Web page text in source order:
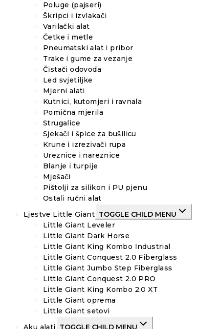
Poluge (pajseri)
Škripci i izvlakači
Varilački alat
Četke i metle
Pneumatski alat i pribor
Trake i gume za vezanje
Čistači odovoda
Led svjetiljke
Mjerni alati
Kutnici, kutomjeri i ravnala
Pomična mjerila
Strugalice
Sjekači i špice za bušilicu
Krune i izrezivači rupa
Ureznice i nareznice
Blanje i turpije
Mješači
Pištolji za silikon i PU pjenu
Ostali ručni alat
Ljestve Little Giant TOGGLE CHILD MENU
Little Giant Leveler
Little Giant Dark Horse
Little Giant King Kombo Industrial
Little Giant Conquest 2.0 Fiberglass
Little Giant Jumbo Step Fiberglass
Little Giant Conquest 2.0 PRO
Little Giant King Kombo 2.0 XT
Little Giant oprema
Little Giant setovi
Aku alati TOGGLE CHILD MENU